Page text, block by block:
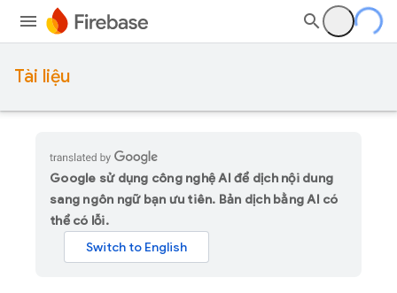
Tài liệu
Google sử dụng công nghệ AI để dịch nội dung
sang ngôn ngữ bạn ưu tiên. Bản dịch bằng AI có
thể có lỗi.